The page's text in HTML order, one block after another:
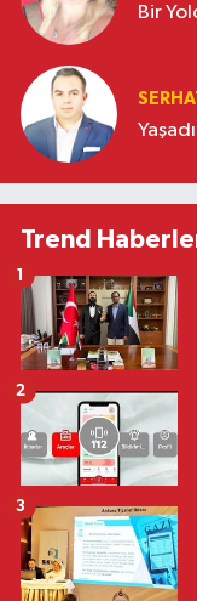
Bir
Trend
1
2
3